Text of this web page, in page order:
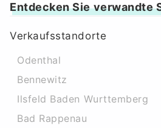
Entdecken Sie verwandte
Verkaufsstandorte
Odenthal
Bennewitz
Ilsfeld Baden Wurttemberg
Bad Rappenau